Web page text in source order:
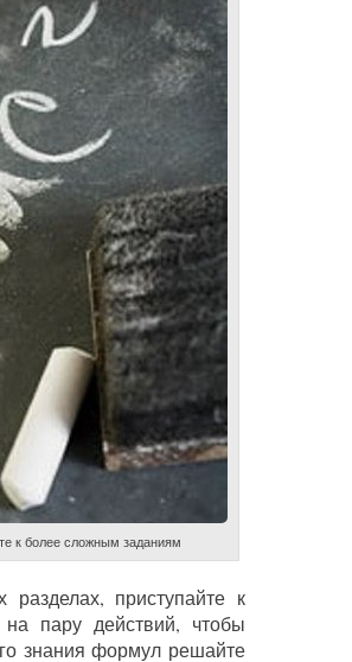
к более сложным заданиям
приступайте к
пару действий, чтобы
знания формул решайте